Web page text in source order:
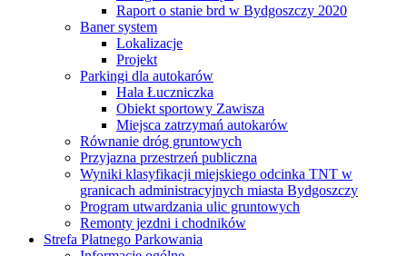
Raport o stanie brd w Bydgoszczy 2020
Baner system
Lokalizacje
Projekt
Parkingi dla autokarów
Hala Łuczniczka
Obiekt sportowy Zawisza
Miejsca zatrzymań autokarów
Równanie dróg gruntowych
Przyjazna przestrzeń publiczna
Wyniki klasyfikacji miejskiego odcinka TNT w
granicach administracyjnych miasta Bydgoszczy
Program utwardzania ulic gruntowych
Remonty jezdni i chodników
Strefa Płatnego Parkowania